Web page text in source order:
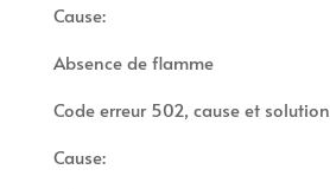
Cause:
Absence de flamme
Code erreur 502, cause et solution
Cause: